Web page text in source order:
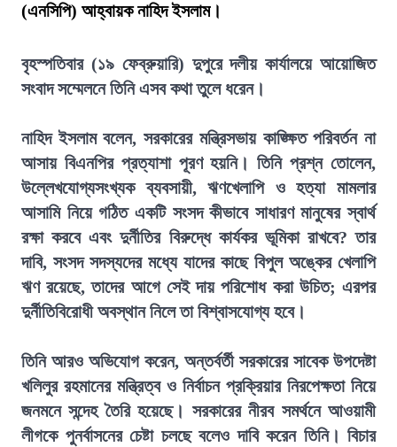
(এনসিপি) আহ্বায়ক নাহিদ ইসলাম।
বৃহস্পতিবার (১৯ ফেব্রুয়ারি) দুপুরে দলীয় কার্যালয়ে আয়োজিত
সংবাদ সম্মেলনে তিনি এসব কথা তুলে ধরেন।
নাহিদ ইসলাম বলেন, সরকারের মন্ত্রিসভায় কাঙ্ক্ষিত পরিবর্তন না
আসায় বিএনপির প্রত্যাশা পূরণ হয়নি। তিনি প্রশ্ন তোলেন,
উল্লেখযোগ্যসংখ্যক ব্যবসায়ী, ঋণখেলাপি ও হত্যা মামলার
আসামি নিয়ে গঠিত একটি সংসদ কীভাবে সাধারণ মানুষের স্বার্থ
রক্ষা করবে এবং দুর্নীতির বিরুদ্ধে কার্যকর ভূমিকা রাখবে? তার
দাবি, সংসদ সদস্যদের মধ্যে যাদের কাছে বিপুল অঙ্কের খেলাপি
ঋণ রয়েছে, তাদের আগে সেই দায় পরিশোধ করা উচিত; এরপর
দুর্নীতিবিরোধী অবস্থান নিলে তা বিশ্বাসযোগ্য হবে।
তিনি আরও অভিযোগ করেন, অন্তর্বর্তী সরকারের সাবেক উপদেষ্টা
খলিলুর রহমানের মন্ত্রিত্ব ও নির্বাচন প্রক্রিয়ার নিরপেক্ষতা নিয়ে
জনমনে সন্দেহ তৈরি হয়েছে। সরকারের নীরব সমর্থনে আওয়ামী
লীগকে পুনর্বাসনের চেষ্টা চলছে বলেও দাবি করেন তিনি। বিচার